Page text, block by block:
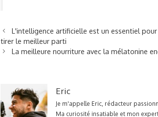
L'intelligence artificielle est un essentiel
tirer le meilleur parti
La meilleure nourriture avec la mélatonine
Eric
Je m'appelle Eric, rédacteur
Ma curiosité insatiable et mon